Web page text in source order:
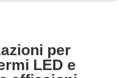
per
LED e